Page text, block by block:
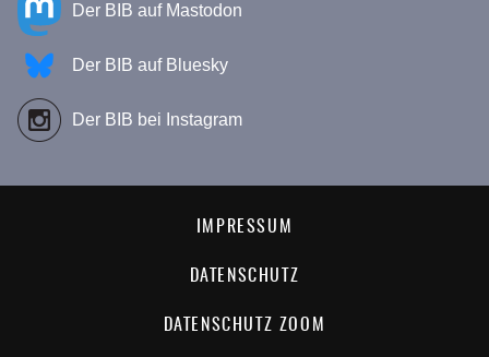
IMPRESSUM
DATENSCHUTZ
DATENSCHUTZ ZOOM
Der BIB auf Mastodon
Der BIB auf Bluesky
Der BIB bei Instagram